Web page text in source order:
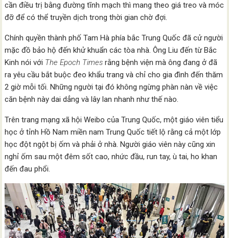
cần điều trị bằng đường tĩnh mạch thì mang theo giá treo và móc
đỡ để có thể truyền dịch trong thời gian chờ đợi.
Chính quyền thành phố Tam Hà phía bắc Trung Quốc đã cử người
mặc đồ bảo hộ đến khử khuẩn các tòa nhà. Ông Liu đến từ Bắc
Kinh nói với The Epoch Times rằng bệnh viện mà ông đang ở đã
ra yêu cầu bắt buộc đeo khẩu trang và chỉ cho gia đình đến thăm
2 giờ mỗi tối. Những người tại đó không ngừng phàn nàn về việc
căn bệnh này dai dẳng và lây lan nhanh như thế nào.
Trên trang mạng xã hội Weibo của Trung Quốc, một giáo viên tiểu
học ở tỉnh Hồ Nam miền nam Trung Quốc tiết lộ rằng cả một lớp
học đột ngột bị ốm và phải ở nhà. Người giáo viên này cũng xin
nghỉ ốm sau một đêm sốt cao, nhức đầu, run tay, ù tai, ho khan
đến đau phổi.